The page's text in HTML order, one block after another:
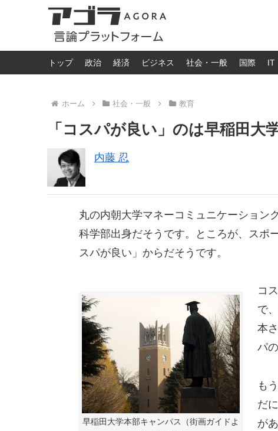
トップ 政治 経済 ビジネス 社会・一般 国際 IT
ホーム 社会・一般 教育
「コスパが良い」のは早稲田大
内藤 忍
丸の内朝大学マネーコミュニケーション
科学部出身だそうです。ところが、スポ
スパが良い」からだそうです。
早稲田大学本部キャンパス（街画ガイドよ
コ
で
本
パ
も
だ
が